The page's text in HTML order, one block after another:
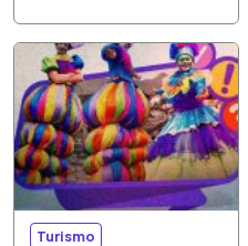
Turismo